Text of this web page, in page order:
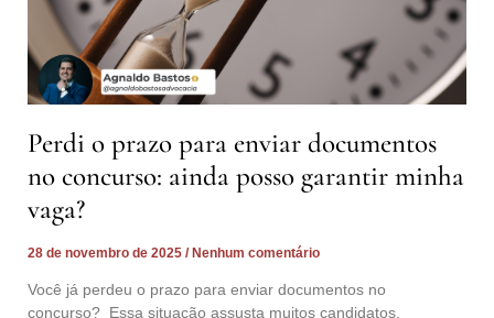
Perdi o prazo para enviar documentos
no concurso: ainda posso garantir minha
vaga?
28 de novembro de 2025 Nenhum comentário
Você já perdeu o prazo para enviar documentos no
concurso? Essa situação assusta muitos candidatos,